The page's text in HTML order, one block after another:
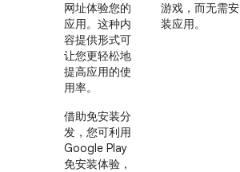
网址体验您的
应用。这种内
容提供形式可
让您更轻松地
提高应用的使
用率。
借助免安装分
发，您可利用
Google Play
免安装体验，
游戏，而无需安
装应用。